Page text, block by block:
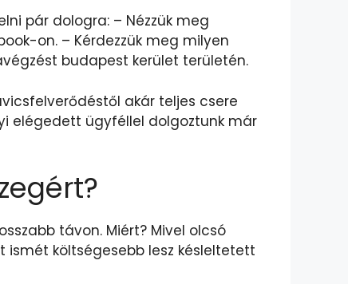
pár dologra: – Nézzük meg
on. – Kérdezzük meg milyen
budapest kerület területén.
akár teljes csere
elégedett ügyféllel dolgoztunk már
távon. Miért? Mivel olcsó
költségesebb lesz késleltetett